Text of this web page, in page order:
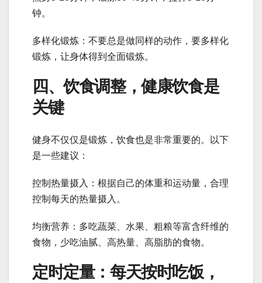
钟。
多样化锻炼：不要总是做同样的动作，要多样化
锻炼，让身体得到全面锻炼。
四、饮食调整，健康饮食是
关键
健身不仅仅是锻炼，饮食也是非常重要的。以下
是一些建议：
控制热量摄入：根据自己的体重和运动量，合理
控制每天的热量摄入。
均衡营养：多吃蔬菜、水果、粗粮等富含纤维的
食物，少吃油腻、高热量、高脂肪的食物。
定时定量：每天按时吃饭，